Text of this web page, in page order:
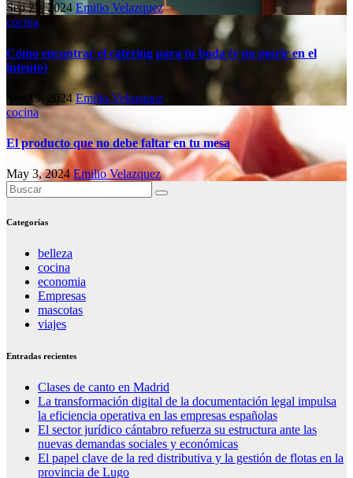
Sep 25, 2024 Emilio Velazquez
cocina
Cómo encontrar el catering para tu boda (y no morir en el
intento)
Sep 19, 2024Emilio Velazquez
cocina
El producto que no debe faltar en tu mesa
May 3, 2024 Emilio Velazquez
Categorías
belleza
cocina
economia
Empresas
mascotas
viajes
Entradas recientes
Clases de canto en Madrid
La transformación digital de la documentación legal impulsa
la eficiencia operativa en las empresas españolas
El sector jurídico cántabro refuerza su estructura ante las
nuevas demandas sociales y económicas
El papel clave de la red distributiva y la gestión de flotas en la
provincia de Lugo